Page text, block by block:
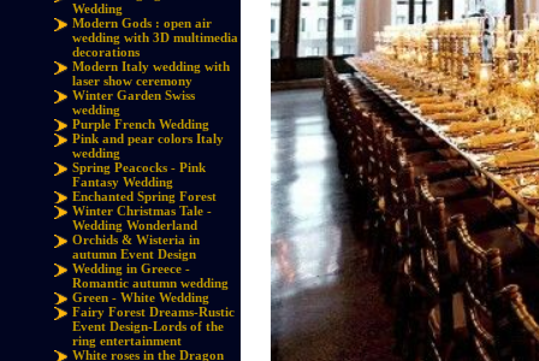
Wedding
Modern Gods : open air
wedding with 3D multimedia
decorations
Modern Italy wedding with
laser show ceremony
Winter Garden Swiss
wedding
Purple French Wedding
Pink and pear colors Italy
wedding
Spring Peacocks - Pink
Fantasy Wedding
Enchanted Spring Forest
Winter Christmas Tale -
Wedding Wonderland
Orchids & Wisteria in
autumn Event Design
Wedding in Greece -
Romantic autumn wedding
Green - White Wedding
Fairy Forest Dreams-Rustic
Event Design-Lords of the
ring entertainment
White roses in the Dragon